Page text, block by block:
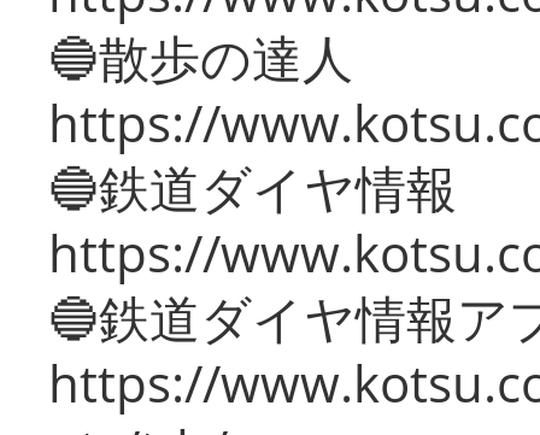
🔵散歩の達人
https://
🔵鉄道ダイヤ情報
https://
🔵鉄道ダイヤ情報ア
https://